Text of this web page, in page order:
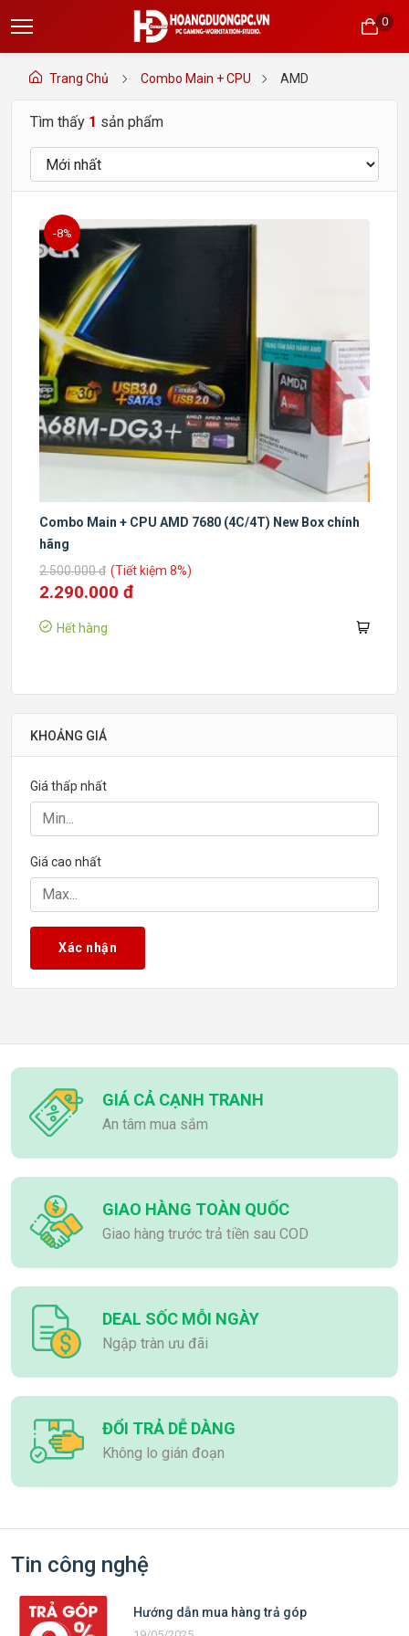
0
Trang Chủ Combo Main + CPU AMD
Tìm thấy 1 sản phẩm
-8%
Combo Main + CPU AMD 7680 (4C/4T) New Box chính
hãng
2.500.000 đ (Tiết kiệm 8%)
2.290.000 đ
Hết hàng
KHOẢNG GIÁ
Giá thấp nhất
Giá cao nhất
Xác nhận
GIÁ CẢ CẠNH TRANH
An tâm mua sắm
GIAO HÀNG TOÀN QUỐC
Giao hàng trước trả tiền sau COD
DEAL SỐC MỖI NGÀY
Ngập tràn ưu đãi
ĐỔI TRẢ DỄ DÀNG
Không lo gián đoạn
Tin công nghệ
Hướng dẫn mua hàng trả góp